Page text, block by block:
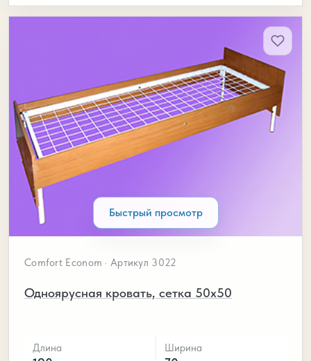
Быстрый просмотр
Comfort Econom · Артикул 3022
Одноярусная кровать, сетка 50х50
Длина Ширина